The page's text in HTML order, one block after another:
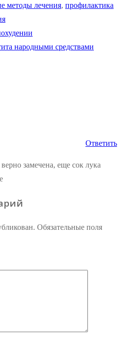
методы лечения, профилактика
народными средствами
Ответить
замечена, еще сок лука
Обязательные поля